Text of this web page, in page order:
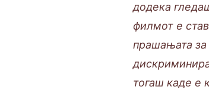
додека
филмот е
прашањата за
тогаш каде е